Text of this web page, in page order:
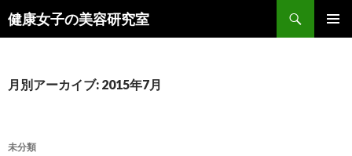
健康女子の美容研究室
索
ン
キ
月別アーカイブ: 2015年7月
未分類